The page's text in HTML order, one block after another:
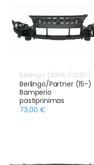
Berlingo (2008-/2012-)
Berlingo/Partner (15-)
Bamperio
pastiprinimas
73,00 €